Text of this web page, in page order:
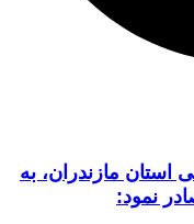
استان مازندران، به
نمود: